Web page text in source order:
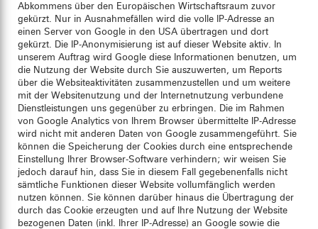
Abkommens über den Europäischen Wirtschaftsraum zuvor
gekürzt. Nur in Ausnahmefällen wird die volle IP-Adresse an
einen Server von Google in den USA übertragen und dort
gekürzt. Die IP-Anonymisierung ist auf dieser Website aktiv. In
unserem Auftrag wird Google diese Informationen benutzen, um
die Nutzung der Website durch Sie auszuwerten, um Reports
über die Websiteaktivitäten zusammenzustellen und um weitere
mit der Websitenutzung und der Internetnutzung verbundene
Dienstleistungen uns gegenüber zu erbringen. Die im Rahmen
von Google Analytics von Ihrem Browser übermittelte IP-Adresse
wird nicht mit anderen Daten von Google zusammengeführt. Sie
können die Speicherung der Cookies durch eine entsprechende
Einstellung Ihrer Browser-Software verhindern; wir weisen Sie
jedoch darauf hin, dass Sie in diesem Fall gegebenenfalls nicht
sämtliche Funktionen dieser Website vollumfänglich werden
nutzen können. Sie können darüber hinaus die Übertragung der
durch das Cookie erzeugten und auf Ihre Nutzung der Website
bezogenen Daten (inkl. Ihrer IP-Adresse) an Google sowie die